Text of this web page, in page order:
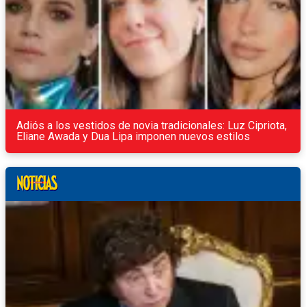
Adiós a los vestidos de novia tradicionales: Luz Cipriota,
Eliane Awada y Dua Lipa imponen nuevos estilos